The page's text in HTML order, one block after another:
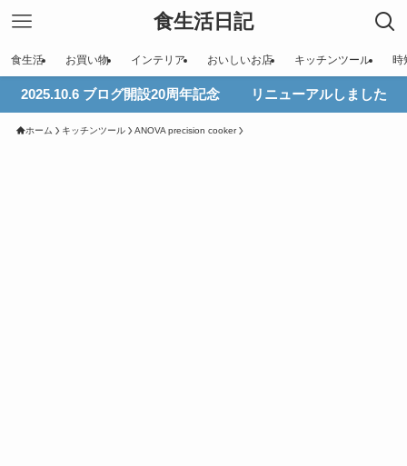
食生活日記
食生活 お買い物 インテリア おいしいお店 キッチンツール 時
2025.10.6 ブログ開設20周年記念 リニューアルしました
ホーム キッチンツール ANOVA precision cooker